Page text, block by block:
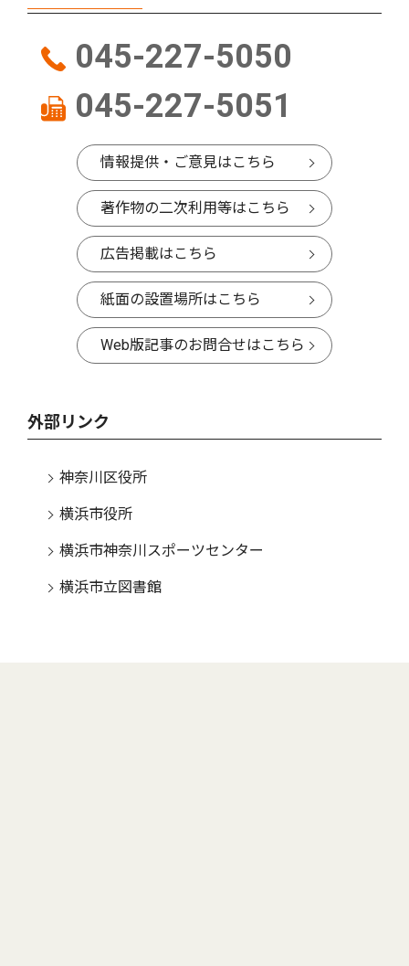
045-227-5050
045-227-5051
情報提供・ご意見はこちら
著作物の二次利用等はこちら
広告掲載はこちら
紙面の設置場所はこちら
Web版記事のお問合せはこちら
外部リンク
神奈川区役所
横浜市役所
横浜市神奈川スポーツセンター
横浜市立図書館